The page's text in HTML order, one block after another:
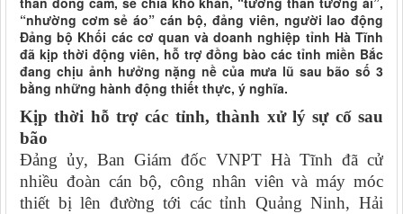
“nhường cơm sẻ áo” cán bộ, đảng viên, người lao động
Đảng bộ Khối các cơ quan và doanh nghiệp tỉnh Hà Tĩnh
đã kịp thời động viên, hỗ trợ đồng bào các tỉnh miền Bắc
đang chịu ảnh hưởng nặng nề của mưa lũ sau bão số 3
bằng những hành động thiết thực, ý nghĩa.
Kịp thời hỗ trợ các tỉnh, thành xử lý sự cố sau
bão
Đảng ủy, Ban Giám đốc VNPT Hà Tĩnh đã cử
nhiều đoàn cán bộ, công nhân viên và máy móc
thiết bị lên đường tới các tỉnh Quảng Ninh, Hải